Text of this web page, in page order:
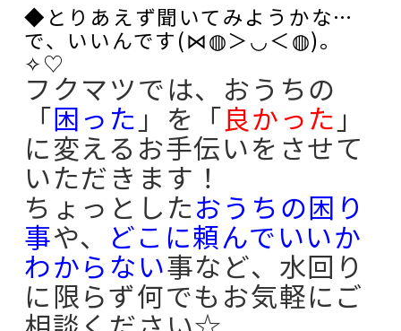
◆とりあえず聞いてみようかな…
で、いいんです(⋈◍＞◡＜◍)。
✧♡
フクマツでは、おうちの
「困った 」を「良かった 」
に変えるお手伝いをさせて
いただきます！
ちょっとしたおうちの困り
事や、 どこに頼んでいいか
わからない事など、水回り
に限らず何でもお気軽にご